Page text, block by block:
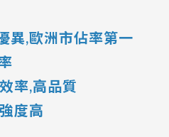
異,歐洲市佔率第一
率,高品質
度高